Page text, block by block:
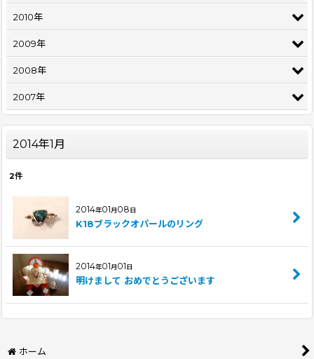
2014年1月
2件
2014年01月08日
K18ブラックオパールのリング
2014年01月01日
明けまして おめでとうございます
2010年
2009年
2008年
2007年
ホーム